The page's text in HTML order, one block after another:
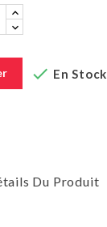
 En Stock
Du Produit